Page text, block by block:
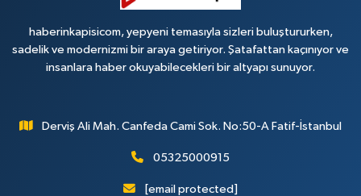
haberinkapisicom, yepyeni temasıyla sizleri buluştururken,
sadelik ve modernizmi bir araya getiriyor. Şatafattan kaçınıyor ve
insanlara haber okuyabilecekleri bir altyapı sunuyor.
Derviş Ali Mah. Canfeda Cami Sok. No:50-A Fatif-İstanbul
05325000915
[email protected]